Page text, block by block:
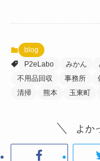
blog
P2eLabo
みかん
不用品回収
事務所
清掃
熊本 玉東町
よか